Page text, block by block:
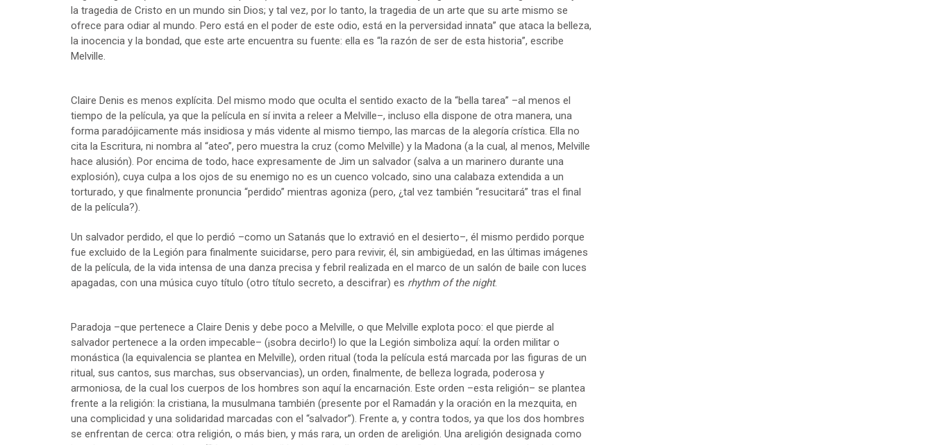
la tragedia de Cristo en un mundo sin Dios; y tal vez, por lo tanto, la tragedia de un arte que su arte mismo se
ofrece para odiar al mundo. Pero está en el poder de este odio, está en la perversidad innata” que ataca la belleza,
la inocencia y la bondad, que este arte encuentra su fuente: ella es “la razón de ser de esta historia”, escribe
Melville.
Claire Denis es menos explícita. Del mismo modo que oculta el sentido exacto de la “bella tarea” –al menos el
tiempo de la película, ya que la película en sí invita a releer a Melville–, incluso ella dispone de otra manera, una
forma paradójicamente más insidiosa y más vidente al mismo tiempo, las marcas de la alegoría crística. Ella no
cita la Escritura, ni nombra al “ateo”, pero muestra la cruz (como Melville) y la Madona (a la cual, al menos, Melville
hace alusión). Por encima de todo, hace expresamente de Jim un salvador (salva a un marinero durante una
explosión), cuya culpa a los ojos de su enemigo no es un cuenco volcado, sino una calabaza extendida a un
torturado, y que finalmente pronuncia “perdido” mientras agoniza (pero, ¿tal vez también “resucitará” tras el final
de la película?).
Un salvador perdido, el que lo perdió –como un Satanás que lo extravió en el desierto–, él mismo perdido porque
fue excluido de la Legión para finalmente suicidarse, pero para revivir, él, sin ambigüedad, en las últimas imágenes
de la película, de la vida intensa de una danza precisa y febril realizada en el marco de un salón de baile con luces
apagadas, con una música cuyo título (otro título secreto, a descifrar) es rhythm of the night.
Paradoja –que pertenece a Claire Denis y debe poco a Melville, o que Melville explota poco: el que pierde al
salvador pertenece a la orden impecable– (¡sobra decirlo!) lo que la Legión simboliza aquí: la orden militar o
monástica (la equivalencia se plantea en Melville), orden ritual (toda la película está marcada por las figuras de un
ritual, sus cantos, sus marchas, sus observancias), un orden, finalmente, de belleza lograda, poderosa y
armoniosa, de la cual los cuerpos de los hombres son aquí la encarnación. Este orden –esta religión– se plantea
frente a la religión: la cristiana, la musulmana también (presente por el Ramadán y la oración en la mezquita, en
una complicidad y una solidaridad marcadas con el “salvador”). Frente a, y contra todos, ya que los dos hombres
se enfrentan de cerca: otra religión, o más bien, y más rara, un orden de areligión. Una areligión designada como